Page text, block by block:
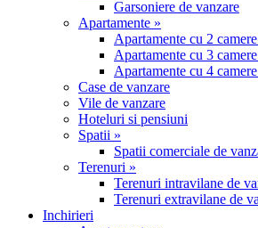
Garsoniere de vanzare
Apartamente »
Apartamente cu 2
Apartamente cu 3
Apartamente cu 4
Case de vanzare
Vile de vanzare
Hoteluri si pensiuni
Spatii »
Spatii comerciale de
Terenuri »
Terenuri intravilane de
Terenuri extravilane de
Inchirieri